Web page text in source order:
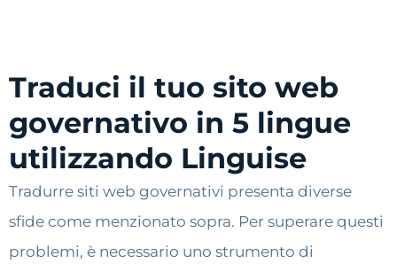
Traduci il tuo sito web
governativo in 5 lingue
utilizzando Linguise
Tradurre siti web governativi presenta diverse
sfide come menzionato sopra. Per superare questi
problemi, è necessario uno strumento di